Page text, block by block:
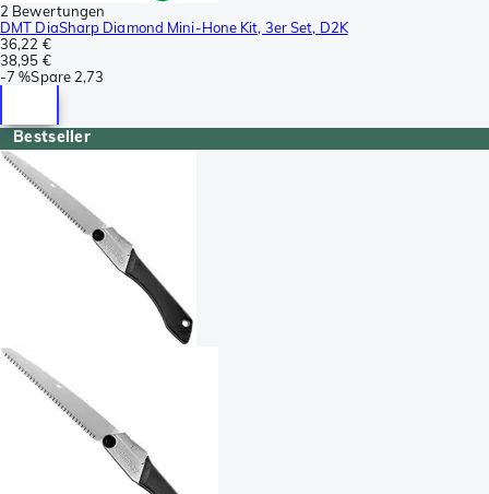
2 Bewertungen
DMT DiaSharp Diamond Mini-Hone Kit, 3er Set, D2K
36,22 €
38,95 €
-7 %Spare 2,73
Bestseller